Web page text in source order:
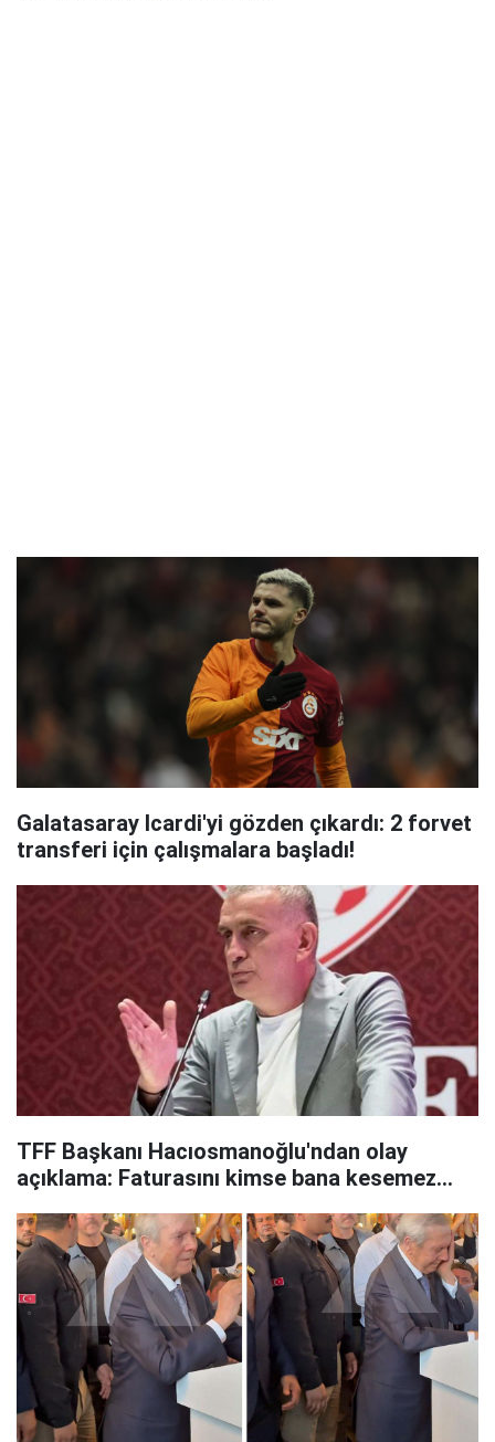
Galatasaray Icardi'yi gözden çıkardı: 2 forvet
transferi için çalışmalara başladı!
TFF Başkanı Hacıosmanoğlu'ndan olay
açıklama: Faturasını kimse bana kesemez...